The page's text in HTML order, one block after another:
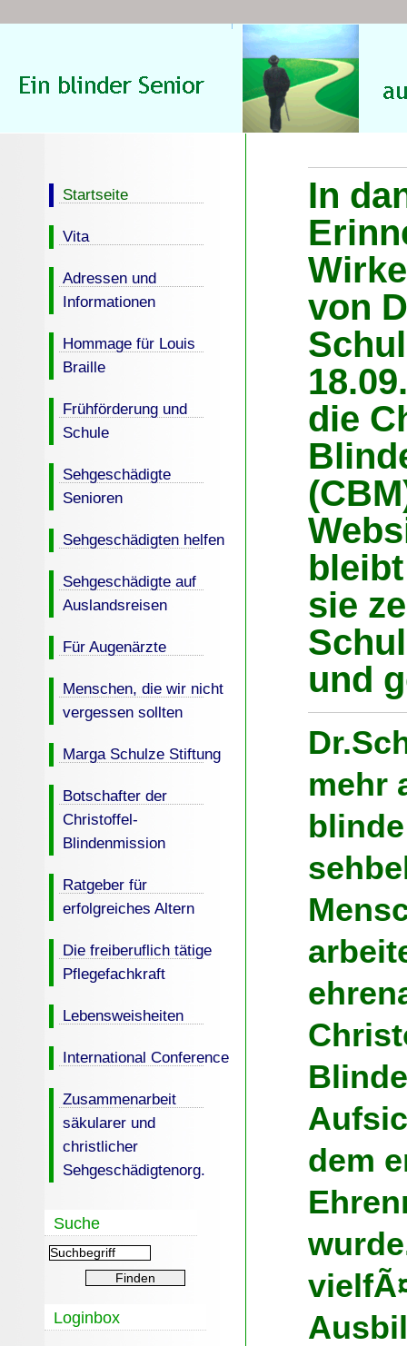
Startseite
Vita
Adressen und
Informationen
Hommage für Louis
Braille
Frühförderung und
Schule
Sehgeschädigte
Senioren
Sehgeschädigten helfen
Sehgeschädigte auf
Auslandsreisen
Für Augenärzte
Menschen, die wir nicht
vergessen sollten
Marga Schulze Stiftung
Botschafter der
Christoffel-
Blindenmission
Ratgeber für
erfolgreiches Altern
Die freiberuflich tätige
Pflegefachkraft
Lebensweisheiten
International Conference
Zusammenarbeit
säkularer und
christlicher
Sehgeschädigtenorg.
Suche
Loginbox
In
von
die
sie
und
mehr
dem